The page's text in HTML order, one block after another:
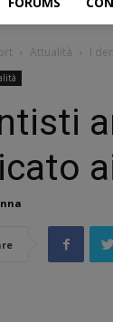
Attualità I